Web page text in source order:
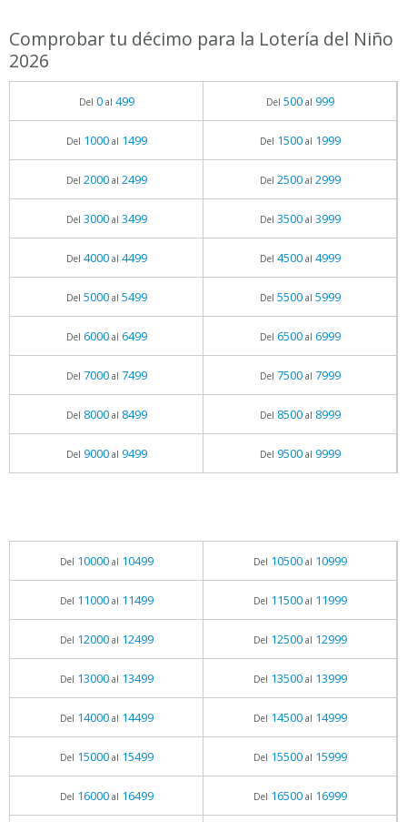
Comprobar tu décimo para la Lotería del Niño
2026
Del 0al 499 Del 500al 999
Del 1000al 1499 Del 1500al 1999
Del 2000al 2499 Del 2500al 2999
Del 3000al 3499 Del 3500al 3999
Del 4000al 4499 Del 4500al 4999
Del 5000al 5499 Del 5500al 5999
Del 6000al 6499 Del 6500al 6999
Del 7000al 7499 Del 7500al 7999
Del 8000al 8499 Del 8500al 8999
Del 9000al 9499 Del 9500al 9999
Del 10000al 10499 Del 10500al 10999
Del 11000al 11499 Del 11500al 11999
Del 12000al 12499 Del 12500al 12999
Del 13000al 13499 Del 13500al 13999
Del 14000al 14499 Del 14500al 14999
Del 15000al 15499 Del 15500al 15999
Del 16000al 16499 Del 16500al 16999